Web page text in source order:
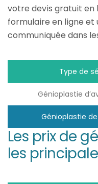
votre devis gratuit en
formulaire en ligne et
communiquée dans
Type de
Génioplastie
Génioplastie
Les prix de
les